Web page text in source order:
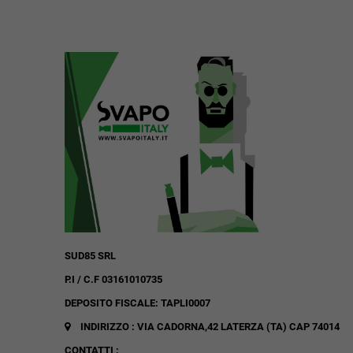
SUD85 SRL
P.I / C.F 03161010735
DEPOSITO FISCALE: TAPLI0007
INDIRIZZO : VIA CADORNA,42 LATERZA (TA) CAP 74014
CONTATTI :